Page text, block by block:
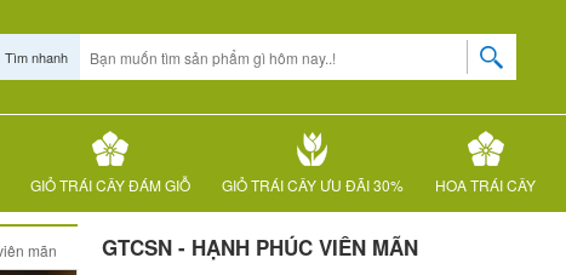
Tìm nhanh
GIỎ TRÁI CÂY ĐÁM GIỖ GIỎ TRÁI CÂY ƯU ĐÃI 30% HOA TRÁI CÂY
mãn GTCSN - HẠNH PHÚC VIÊN MÃN